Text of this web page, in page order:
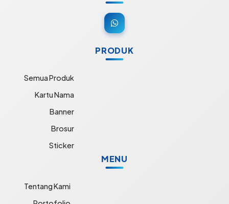
PRODUK
Semua Produk
Kartu Nama
Banner
Brosur
Sticker
MENU
Tentang Kami